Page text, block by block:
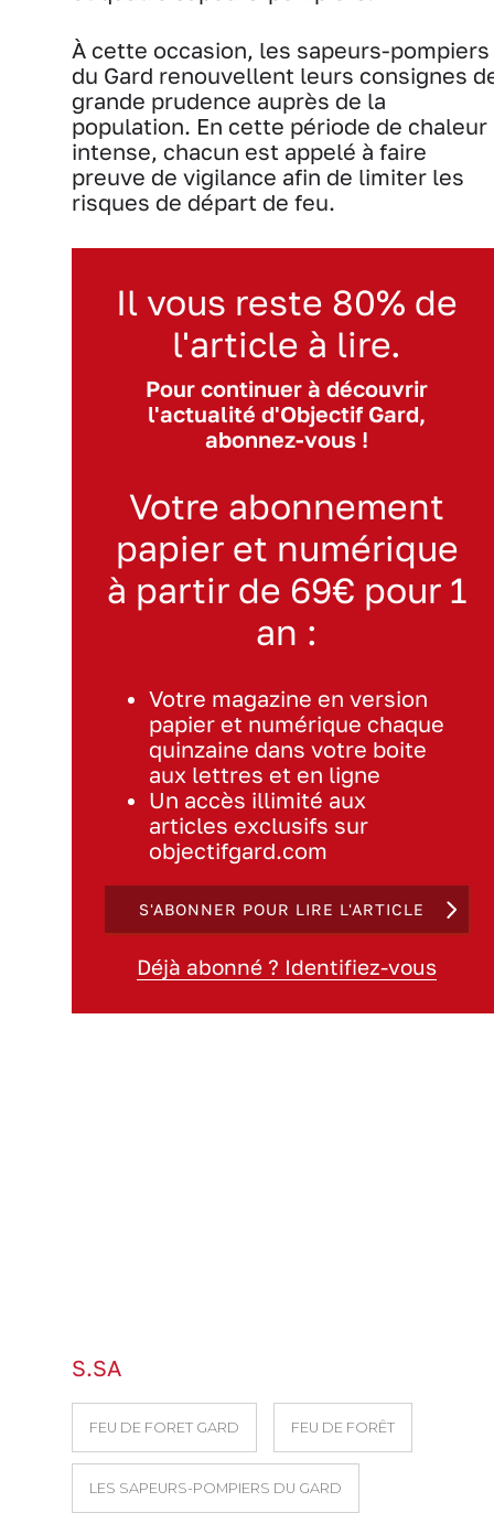
À cette occasion, les sapeurs-pompiers
du Gard renouvellent leurs consignes
grande prudence auprès de la
population. En cette période de chaleur
intense, chacun est appelé à faire
preuve de vigilance afin de limiter les
risques de départ de feu.
Il vous reste 80% de
l'article à lire.
Pour continuer à découvrir
l'actualité d'Objectif Gard,
abonnez-vous !
Votre abonnement
papier et numérique
à partir de 69€ pour 1
an :
Votre magazine en version
papier et numérique chaque
quinzaine dans votre boite
aux lettres et en ligne
Un accès illimité aux
articles exclusifs sur
objectifgard.com
S'ABONNER POUR LIRE L'ARTICLE
Déjà abonné ? Identifiez-vous
S.SA
FEU DE FORET GARD FEU DE FORÊT
LES SAPEURS-POMPIERS DU GARD